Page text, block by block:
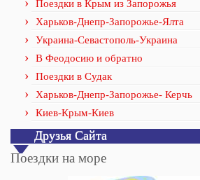
Поездки в Крым из Запорожья
Харьков-Днепр-Запорожье-Ялта
Украина-Севастополь-Украина
В Феодосию и обратно
Поездки в Судак
Харьков-Днепр-Запорожье- Керчь
Киев-Крым-Киев
Друзья Сайта
Поездки на море